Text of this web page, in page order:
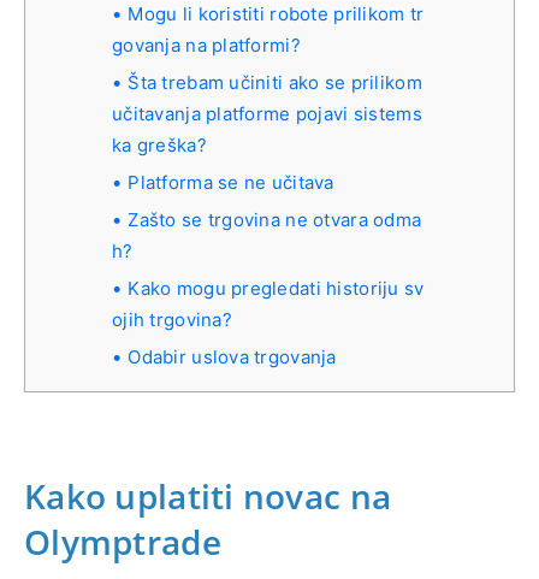
Mogu li koristiti robote prilikom tr
govanja na platformi?
Šta trebam učiniti ako se prilikom
učitavanja platforme pojavi sistems
ka greška?
Platforma se ne učitava
Zašto se trgovina ne otvara odma
h?
Kako mogu pregledati historiju sv
ojih trgovina?
Odabir uslova trgovanja
Kako uplatiti novac na
Olymptrade